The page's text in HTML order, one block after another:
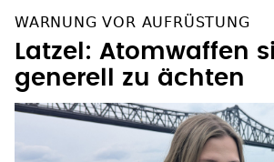
WARNUNG VOR AUFRÜSTUNG
Latzel: Atomwaffen
generell zu ächten